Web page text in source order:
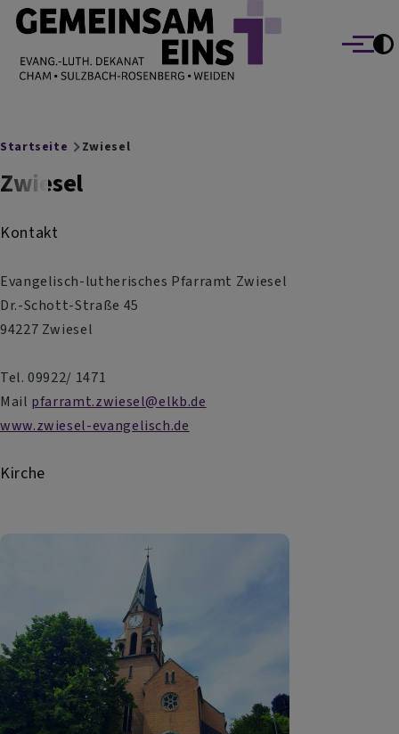
Direkt zum Inhalt
EVANG.-LUTH. DEKANAT GEMEINSAM EINS
Cham Sulzbach-Rosenberg Weiden
Menü
Breadcrumb
Startseite Zwiesel
Zwiesel
Kontakt
Evangelisch-lutherisches Pfarramt Zwiesel
Dr.-Schott-Straße 45
94227 Zwiesel
Tel. 09922/ 1471
Mail pfarramt.zwiesel@elkb.de
www.zwiesel-evangelisch.de
Kirche